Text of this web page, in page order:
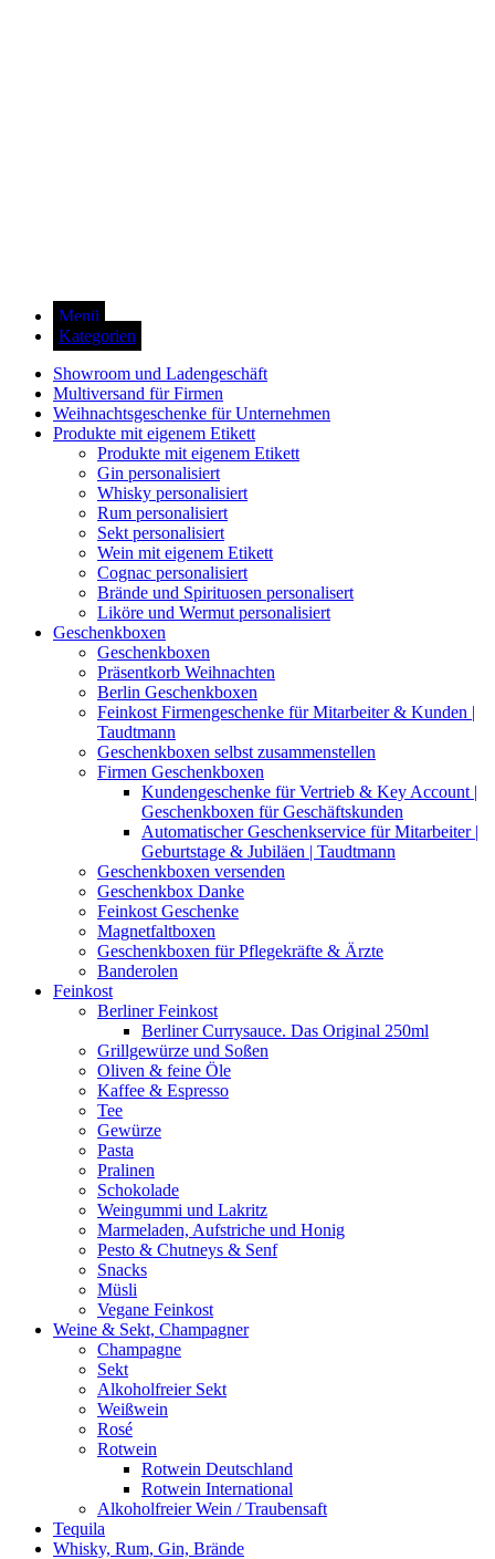
Menü
Kategorien
Showroom und Ladengeschäft
Multiversand für Firmen
Weihnachtsgeschenke für Unternehmen
Produkte mit eigenem Etikett
Produkte mit eigenem Etikett
Gin personalisiert
Whisky personalisiert
Rum personalisiert
Sekt personalisiert
Wein mit eigenem Etikett
Cognac personalisiert
Brände und Spirituosen personalisert
Liköre und Wermut personalisiert
Geschenkboxen
Geschenkboxen
Präsentkorb Weihnachten
Berlin Geschenkboxen
Feinkost Firmengeschenke für Mitarbeiter & Kunden |
Taudtmann
Geschenkboxen selbst zusammenstellen
Firmen Geschenkboxen
Kundengeschenke für Vertrieb & Key Account |
Geschenkboxen für Geschäftskunden
Automatischer Geschenkservice für Mitarbeiter |
Geburtstage & Jubiläen | Taudtmann
Geschenkboxen versenden
Geschenkbox Danke
Feinkost Geschenke
Magnetfaltboxen
Geschenkboxen für Pflegekräfte & Ärzte
Banderolen
Feinkost
Berliner Feinkost
Berliner Currysauce. Das Original 250ml
Grillgewürze und Soßen
Oliven & feine Öle
Kaffee & Espresso
Tee
Gewürze
Pasta
Pralinen
Schokolade
Weingummi und Lakritz
Marmeladen, Aufstriche und Honig
Pesto & Chutneys & Senf
Snacks
Müsli
Vegane Feinkost
Weine & Sekt, Champagner
Champagne
Sekt
Alkoholfreier Sekt
Weißwein
Rosé
Rotwein
Rotwein Deutschland
Rotwein International
Alkoholfreier Wein / Traubensaft
Tequila
Whisky, Rum, Gin, Brände